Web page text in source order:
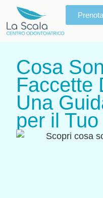
Prenota
Cosa
Faccette
Una
per il